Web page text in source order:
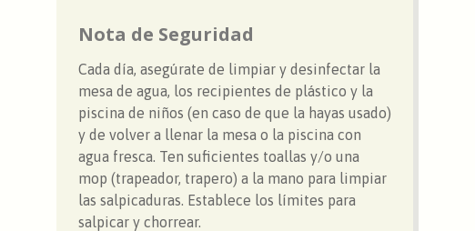
Nota de Seguridad
Cada día, asegúrate de limpiar y desinfectar la
mesa de agua, los recipientes de plástico y la
piscina de niños (en caso de que la hayas usado)
y de volver a llenar la mesa o la piscina con
agua fresca. Ten suficientes toallas y/o una
mop (trapeador, trapero) a la mano para limpiar
las salpicaduras. Establece los límites para
salpicar y chorrear.